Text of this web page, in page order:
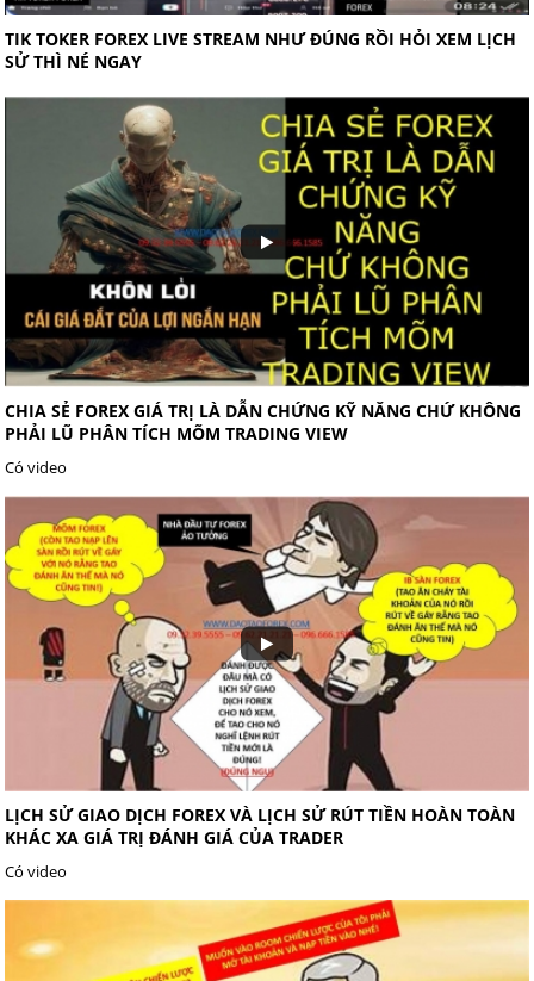
TIK TOKER FOREX LIVE STREAM NHƯ ĐÚNG RỒI HỎI XEM LỊCH
SỬ THÌ NÉ NGAY
CHIA SẺ FOREX GIÁ TRỊ LÀ DẪN CHỨNG KỸ NĂNG CHỨ KHÔNG
PHẢI LŨ PHÂN TÍCH MÕM TRADING VIEW
Có video
LỊCH SỬ GIAO DỊCH FOREX VÀ LỊCH SỬ RÚT TIỀN HOÀN TOÀN
KHÁC XA GIÁ TRỊ ĐÁNH GIÁ CỦA TRADER
Có video